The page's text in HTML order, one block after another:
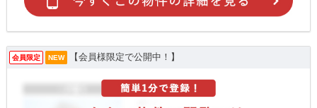
会員限定 NEW 【会員様限定で公開中！】